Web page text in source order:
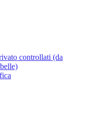
controllati (da